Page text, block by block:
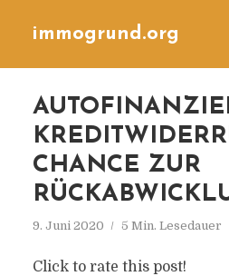
immogrund.org
CHANCE ZUR
9. Juni 2020 5 Min. Lesedauer
Click to rate this post!